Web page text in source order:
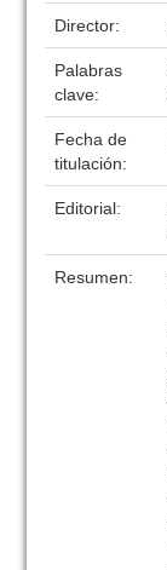
Director:
Palabras
clave:
Fecha de
titulación:
Editorial:
Resumen: